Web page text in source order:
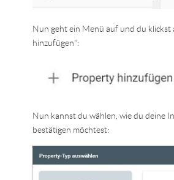
Nun geht ein Menü auf und du klickst
hinzufügen“:
Nun kannst du wählen, wie du deine
bestätigen möchtest: